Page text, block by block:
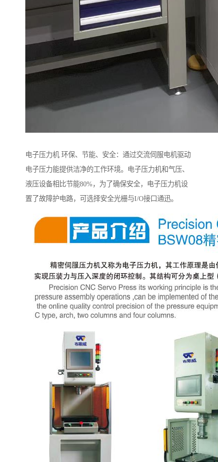
电子压力机 环保、节能、安全：通过交流伺服电机驱动
电子压力能提供洁净的工作环境。电子压力机和气压、
液压设备相比节能80%，为了确保安全，电子压力机设
置了故障护电路，可选择安全光栅与I/O接口通迅。